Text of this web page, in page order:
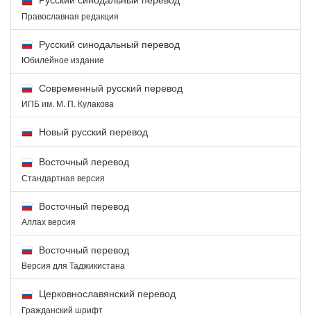
Православная редакция
Русский синодальный перевод
Юбилейное издание
Современный русский перевод
ИПБ им. М. П. Кулакова
Новый русский перевод
Восточный перевод
Стандартная версия
Восточный перевод
Аллах версия
Восточный перевод
Версия для Таджикистана
Церковнославянский перевод
Гражданский шрифт